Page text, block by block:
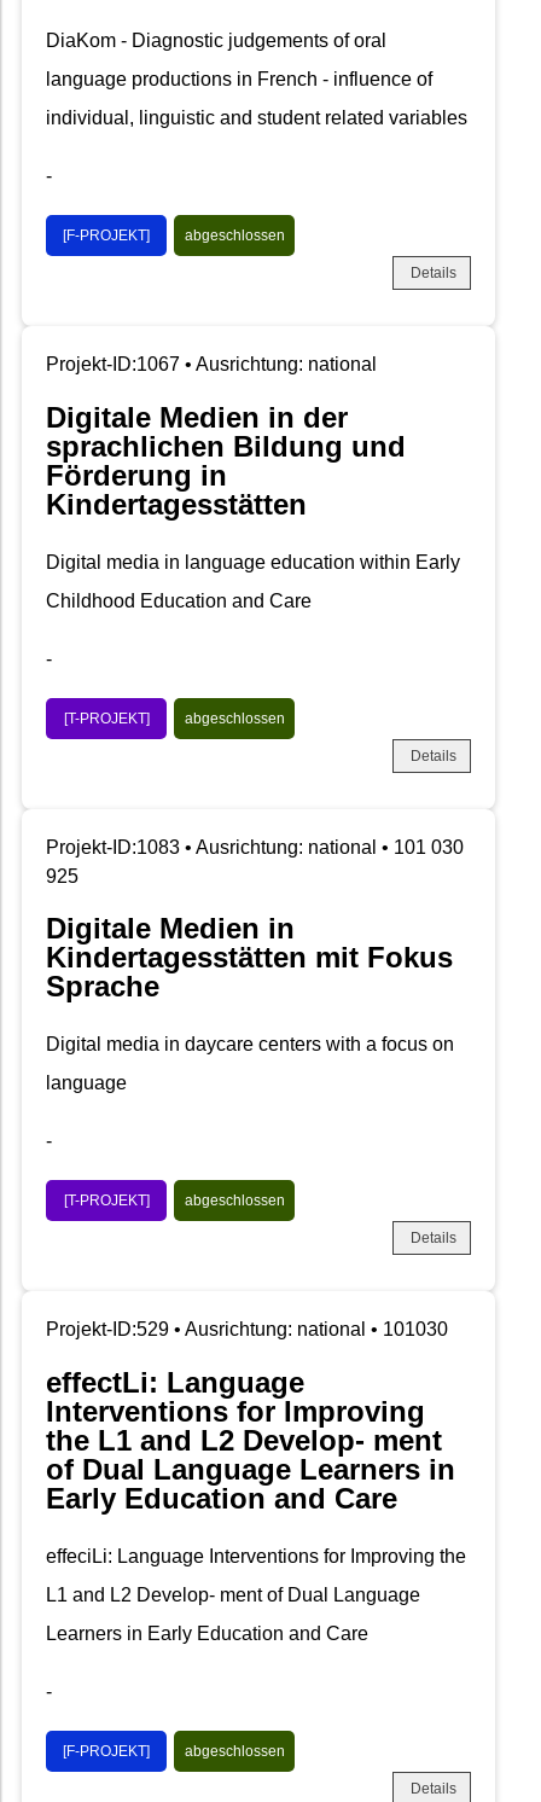
DiaKom - Diagnostic judgements of oral
language productions in French - influence of
individual, linguistic and student related variables
-
[F-PROJEKT] abgeschlossen
Details
Projekt-ID:1067 • Ausrichtung: national
Digitale Medien in der
sprachlichen Bildung und
Förderung in
Kindertagesstätten
Digital media in language education within Early
Childhood Education and Care
-
[T-PROJEKT] abgeschlossen
Details
Projekt-ID:1083 • Ausrichtung: national • 101 030
925
Digitale Medien in
Kindertagesstätten mit Fokus
Sprache
Digital media in daycare centers with a focus on
language
-
[T-PROJEKT] abgeschlossen
Details
Projekt-ID:529 • Ausrichtung: national • 101030
effectLi: Language
Interventions for Improving
the L1 and L2 Develop- ment
of Dual Language Learners in
Early Education and Care
effeciLi: Language Interventions for Improving the
L1 and L2 Develop- ment of Dual Language
Learners in Early Education and Care
-
[F-PROJEKT] abgeschlossen
Details